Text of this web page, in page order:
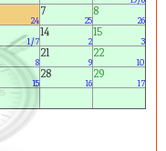
24
7
25
8
26
1/7
14
2
15
3
8
21
9
22
10
15
28
16
29
17